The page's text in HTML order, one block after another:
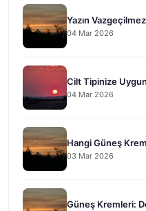
Yazın
04 Mar 2026
Cilt Tipinize
04 Mar 2026
Hangi Güneş
03 Mar 2026
Güneş Kremleri: